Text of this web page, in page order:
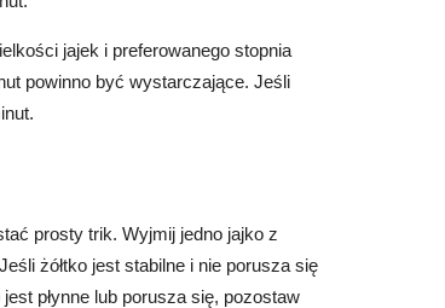
jajek i preferowanego stopnia
powinno być wystarczające. Jeśli
prosty trik. Wyjmij jedno jajko z
żółtko jest stabilne i nie porusza się
płynne lub porusza się, pozostaw